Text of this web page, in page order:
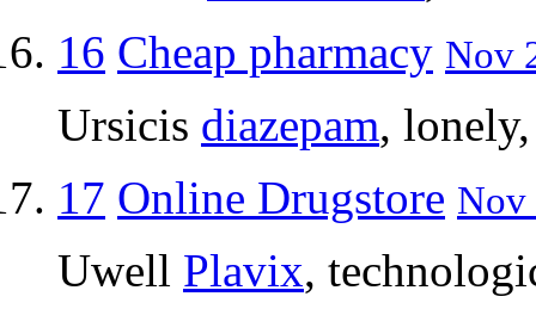
16 Cheap pharmacy Nov
Ursicis diazepam,
17 Online Drugstore Nov
Uwell Plavix,